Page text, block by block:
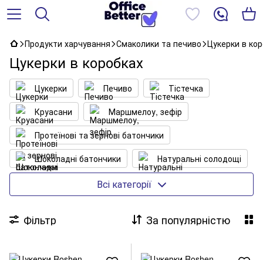
Продукти харчування Смаколики та печиво Цукерки в
Цукерки в коробках
Цукерки Печиво
Тістечка
Круасани
Маршмелоу, зефір
Протеїнові та зернові батончики
Шоколадні батончики
Натуральні солодощі
Цукерки в коробках
Всі категорії
Фільтр За популярністю